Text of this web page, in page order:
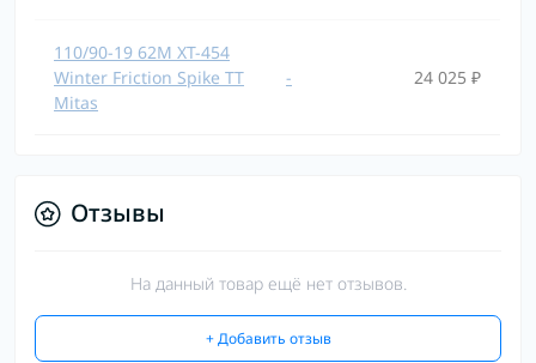
110/90-19 62M XT-454
Winter Friction Spike TT
Mitas
- 24 025 ₽
Отзывы
На данный товар ещё нет отзывов.
+ Добавить отзыв